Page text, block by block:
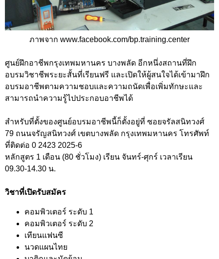
ภาพจาก www.facebook.com/bp.training.center
ศูนย์ฝึกอาชีพกรุงเทพมหานคร บางพลัด อีกหนึ่งสถานที่ฝึก
อบรมวิชาชีพระยะสั้นที่เรียนฟรี และเปิดให้ผู้สนใจได้เข้ามาฝึก
อบรมอาชีพตามความชอบและความถนัดเพื่อเพิ่มทักษะและ
สามารถนำความรู้ไปประกอบอาชีพได้
สำหรับที่ตั้งของศูนย์อบรมอาชีพนี้ก็ตั้งอยู่ที่ ซอยจรัลสนิทวงศ์
79 ถนนจรัญสนิทวงศ์ เขตบางพลัด กรุงเทพมหานคร โทรศัพท์
ที่ติดต่อ 0 2423 2025-6
หลักสูตร 1 เดือน (80 ชั่วโมง) เรียน จันทร์-ศุกร์ เวลาเรียน
09.30-14.30 น.
วิชาที่เปิดรับสมัคร
คอมพิวเตอร์ ระดับ 1
คอมพิวเตอร์ ระดับ 2
เทียนแฟนซี
นวดแผนไทย